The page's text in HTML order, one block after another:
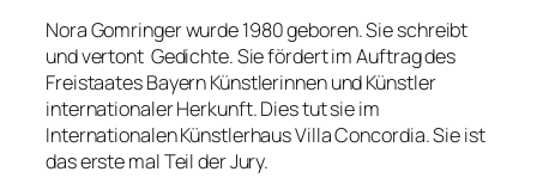
Nora Gomringer wurde 1980 geboren. Sie schreibt
und vertont Gedichte. Sie fördert im Auftrag des
Freistaates Bayern Künstlerinnen und Künstler
internationaler Herkunft. Dies tut sie im
Internationalen Künstlerhaus Villa Concordia. Sie ist
das erste mal Teil der Jury.